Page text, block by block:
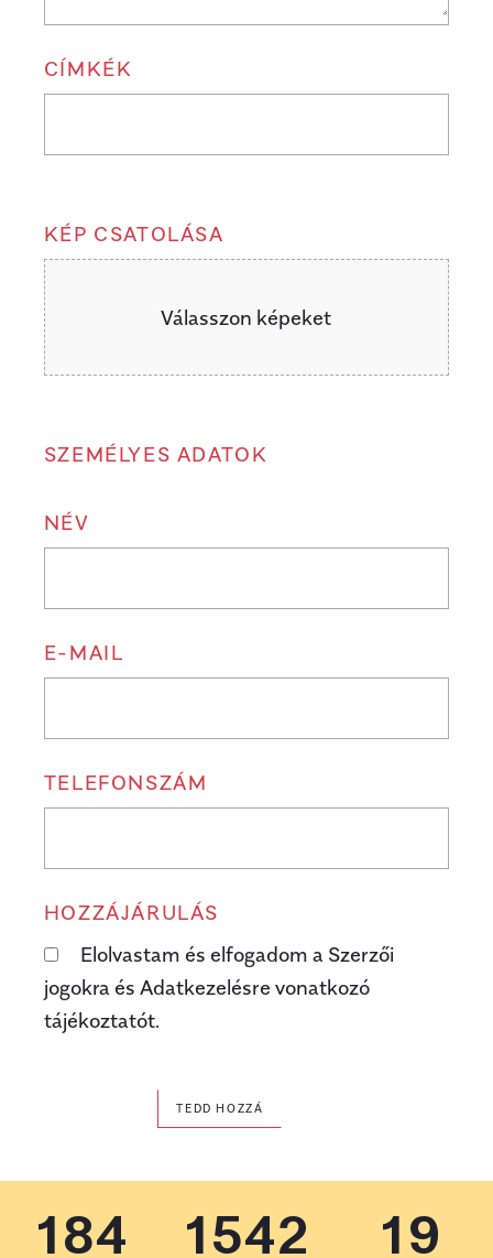
CÍMKÉK
KÉP CSATOLÁSA
Válasszon képeket
SZEMÉLYES ADATOK
NÉV
E-MAIL
TELEFONSZÁM
HOZZÁJÁRULÁS
Elolvastam és elfogadom a Szerzői
jogokra és Adatkezelésre vonatkozó
tájékoztatót.
TEDD HOZZÁ
184 1542 19